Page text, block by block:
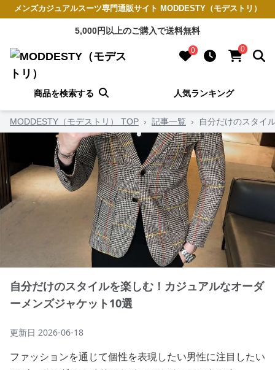
メンズカジュアルスーツ専門通販サイト MODDESTY（モデストリ）
5,000円以上のご購入で送料無料
0 0
商品を検索する 人気ランキング
MODDESTY（モデストリ） TOP › 記事一覧 › 自分だけのスタイ
自分だけのスタイルを楽しむ！カジュアルなオーダ
ーメンズジャケット10選
更新日 2026-06-18
ファッションを通じて個性を表現したい男性に注目したい